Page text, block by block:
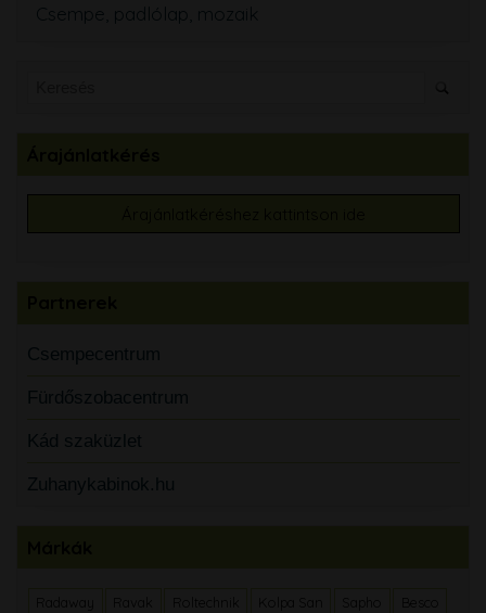
Csempe, padlólap, mozaik
Csempecentrum
Fürdőszobacentrum
Kád szaküzlet
Zuhanykabinok.hu
Roltechnik Kolpa San
Besco